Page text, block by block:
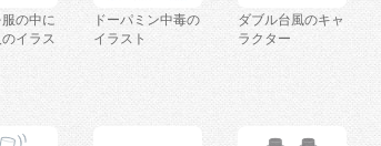
の中に
イラス
ドーパミン中毒の
イラスト
ダブル台風のキャ
ラクター